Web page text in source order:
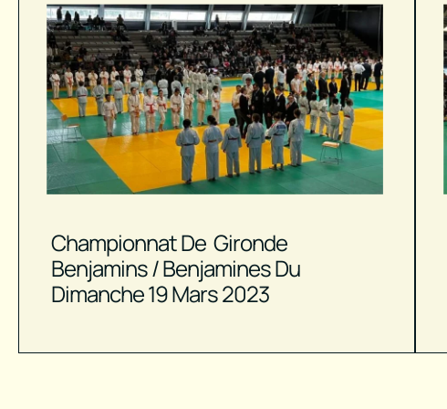
Championnat De Gironde
Benjamins / Benjamines Du
Dimanche 19 Mars 2023